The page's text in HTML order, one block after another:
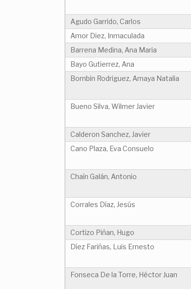
Agudo Garrido, Carlos
Amor Diez, Inmaculada
Barrena Medina, Ana Maria
Bayo Gutierrez, Ana
Bombin Rodriguez, Amaya Natalia
Bueno Silva, Wilmer Javier
Calderon Sanchez, Javier
Cano Plaza, Eva Consuelo
Chaín Galán, Antonio
Corrales Díaz, Jesús
Cortizo Piñan, Hugo
Díez Fariñas, Luis Ernesto
Fonseca De la Torre, Héctor Juan